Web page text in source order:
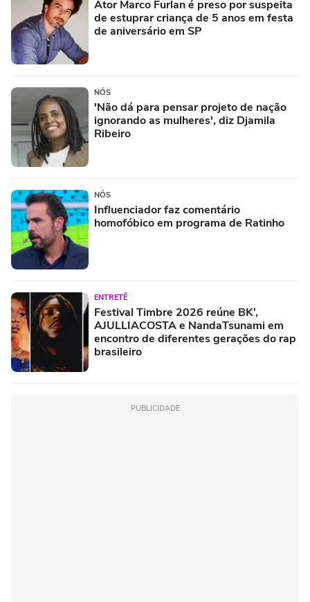
Ator Marco Furlan é preso por suspeita
de estuprar criança de 5 anos em festa
de aniversário em SP
NÓS
'Não dá para pensar projeto de nação
ignorando as mulheres', diz Djamila
Ribeiro
NÓS
Influenciador faz comentário
homofóbico em programa de Ratinho
ENTRETÊ
Festival Timbre 2026 reúne BK’,
AJULLIACOSTA e NandaTsunami em
encontro de diferentes gerações do rap
brasileiro
PUBLICIDADE